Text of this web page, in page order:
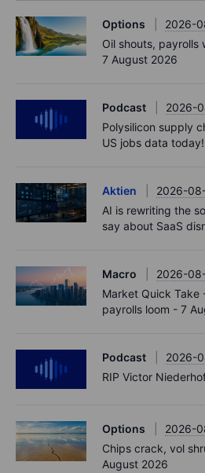
Options
2026-
Oil shouts, payrolls
7 August 2026
Podcast
2026-
Polysilicon supply
US jobs data today!
Aktien
2026-
AI is rewriting the
say about SaaS
Macro
2026-
Market Quick Take
payrolls loom - 7
Podcast
2026-
RIP Victor
Options
2026-
Chips crack, vol
August 2026